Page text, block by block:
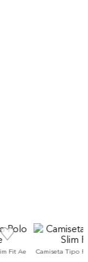
Fit Ae Camiseta Tipo